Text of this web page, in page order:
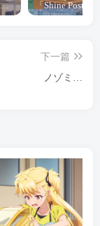
经典杯子蛋糕 佐岸 漫画「经典杯子蛋糕」宣布真人日剧化
下一篇
ノゾミ…